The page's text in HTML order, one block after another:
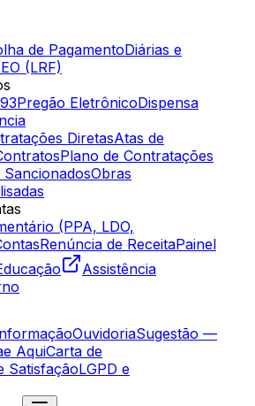
de PagamentoDiárias e
(LRF)
Pregão EletrônicoDispensa
DiretasAtas de
Plano de Contratações
Obras
(PPA, LDO,
Renúncia de ReceitaPainel
Assistência
OuvidoriaSugestão —
AquiCarta de
SatisfaçãoLGPD e